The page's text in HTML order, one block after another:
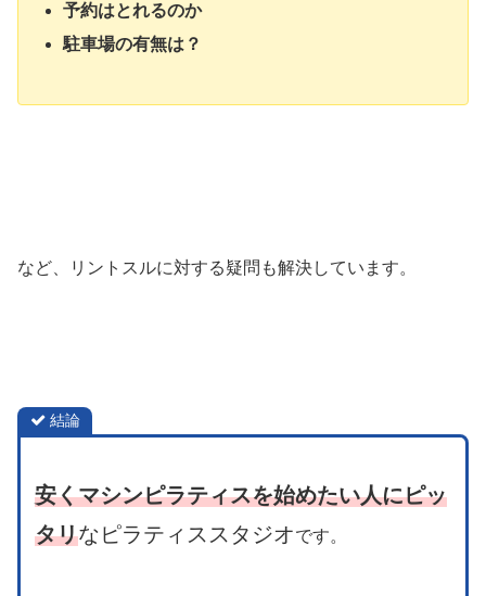
予約はとれるのか
駐車場の有無は？
など、リントスルに対する疑問も解決しています。
結論
安くマシンピラティスを始めたい人にピッ
タリなピラティススタジオです。